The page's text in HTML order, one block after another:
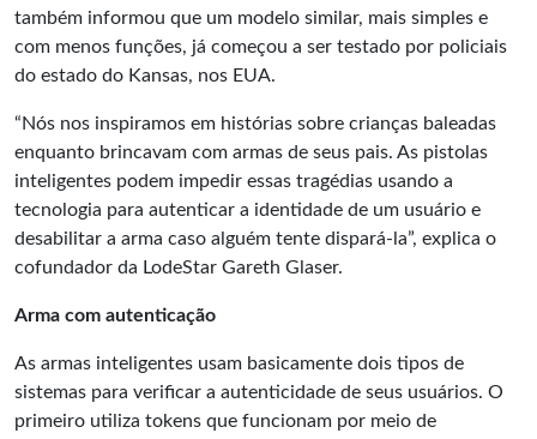
também informou que um modelo similar, mais simples e
com menos funções, já começou a ser testado por policiais
do estado do Kansas, nos EUA.
“Nós nos inspiramos em histórias sobre crianças baleadas
enquanto brincavam com armas de seus pais. As pistolas
inteligentes podem impedir essas tragédias usando a
tecnologia para autenticar a identidade de um usuário e
desabilitar a arma caso alguém tente dispará-la”, explica o
cofundador da LodeStar Gareth Glaser.
Arma com autenticação
As armas inteligentes usam basicamente dois tipos de
sistemas para verificar a autenticidade de seus usuários. O
primeiro utiliza tokens que funcionam por meio de